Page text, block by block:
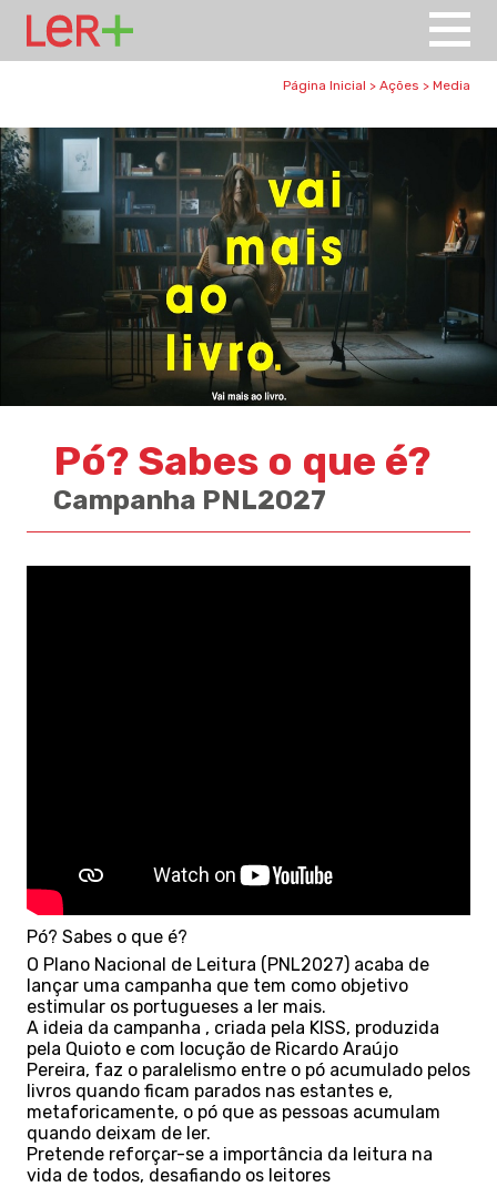
Página Inicial > Ações > Media
Pó? Sabes o que é?
Campanha PNL2027
Pó? Sabes o que é?
O Plano Nacional de Leitura (PNL2027) acaba de
lançar uma campanha que tem como objetivo
estimular os portugueses a ler mais.
A ideia da campanha , criada pela KISS, produzida
pela Quioto e com locução de Ricardo Araújo
Pereira, faz o paralelismo entre o pó acumulado pelos
livros quando ficam parados nas estantes e,
metaforicamente, o pó que as pessoas acumulam
quando deixam de ler.
Pretende reforçar-se a importância da leitura na
vida de todos, desafiando os leitores